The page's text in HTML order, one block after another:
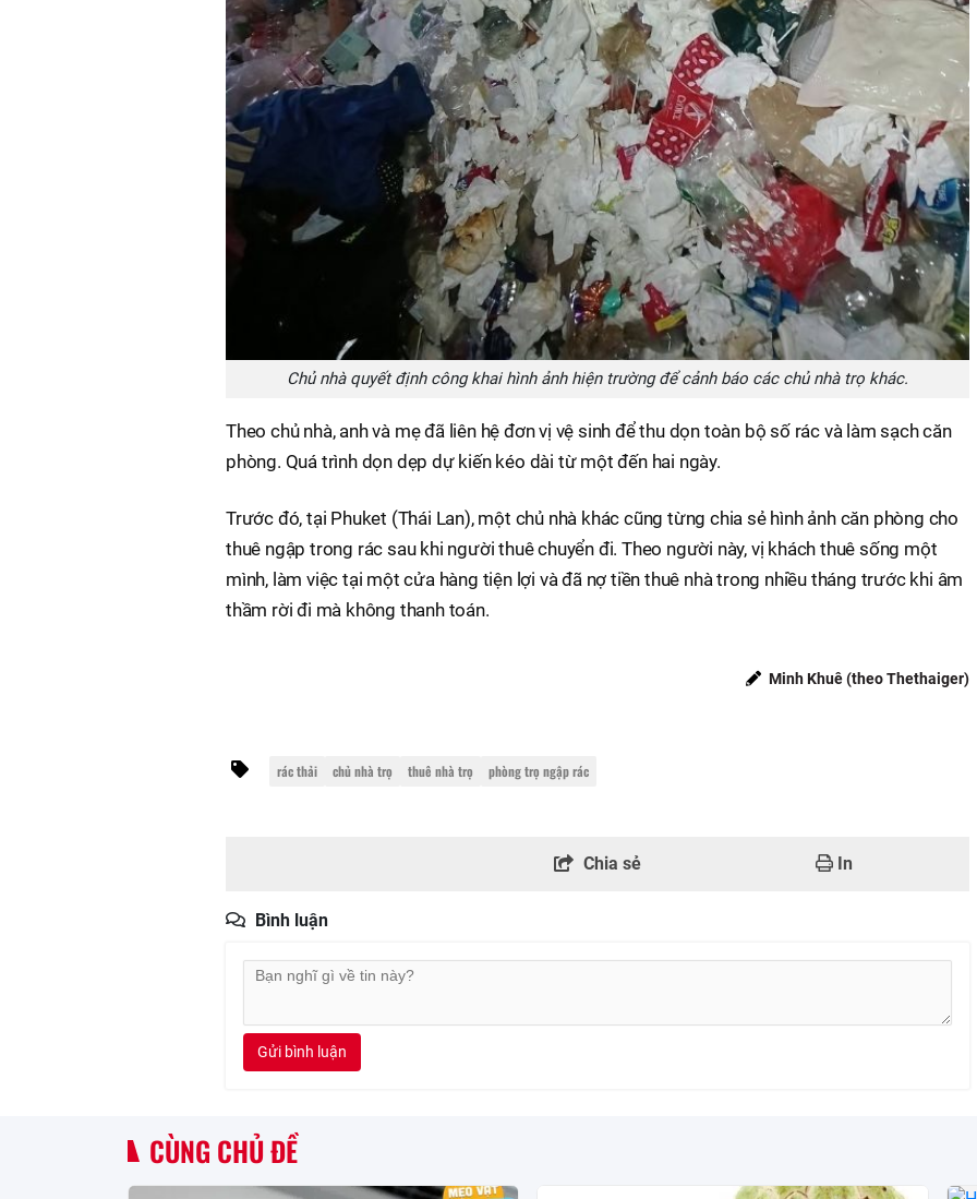
Chủ nhà quyết định công khai hình ảnh hiện trường để cảnh báo các chủ nhà trọ khác.
Theo chủ nhà, anh và mẹ đã liên hệ đơn vị vệ sinh để thu dọn toàn bộ số rác và làm sạch căn
phòng. Quá trình dọn dẹp dự kiến kéo dài từ một đến hai ngày.
Trước đó, tại Phuket (Thái Lan), một chủ nhà khác cũng từng chia sẻ hình ảnh căn phòng cho
thuê ngập trong rác sau khi người thuê chuyển đi. Theo người này, vị khách thuê sống một
mình, làm việc tại một cửa hàng tiện lợi và đã nợ tiền thuê nhà trong nhiều tháng trước khi âm
thầm rời đi mà không thanh toán.
Minh Khuê (theo Thethaiger)
rác thải chủ nhà trọ thuê nhà trọ phòng trọ ngập rác
Chia sẻ In
Bình luận
Gửi bình luận
CÙNG CHỦ ĐỀ